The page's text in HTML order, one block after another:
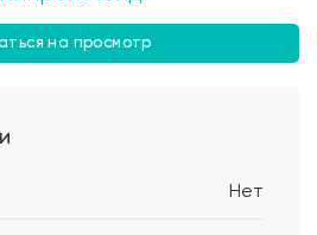
на просмотр
Нет